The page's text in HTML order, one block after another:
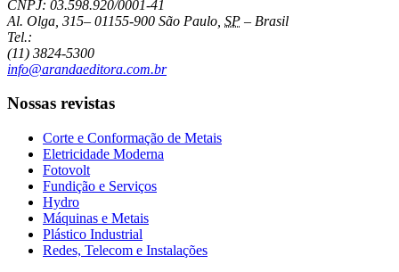
CNPJ: 03.598.920/0001-41
Al. Olga, 315– 01155-900 São Paulo SP – Brasil
Tel.:
(11) 3824-5300
info@arandaeditora.com.br
Nossas revistas
Corte e Conformação de Metais
Eletricidade Moderna
Fotovolt
Fundição e Serviços
Hydro
Máquinas e Metais
Plástico Industrial
Redes, Telecom e Instalações